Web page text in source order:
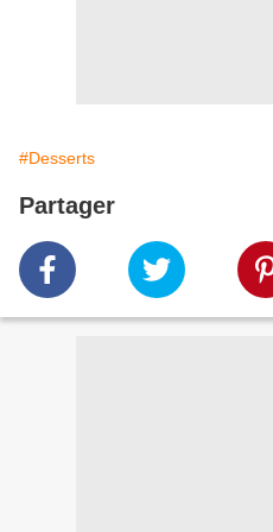
#Desserts
Partager